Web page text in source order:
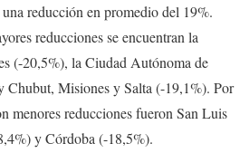
reducción en promedio del 19%.
reducciones se encuentran la
(-20,5%), la Ciudad Autónoma de
Chubut, Misiones y Salta (-19,1%). Por
menores reducciones fueron San Luis
y Córdoba (-18,5%).